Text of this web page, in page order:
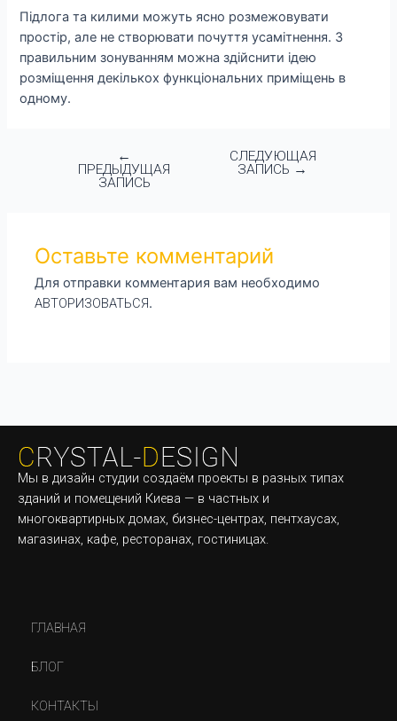
Підлога та килими можуть ясно розмежовувати
простір, але не створювати почуття усамітнення. З
правильним зонуванням можна здійснити ідею
розміщення декількох функціональних приміщень в
одному.
←
ПРЕДЫДУЩАЯ
ЗАПИСЬ
СЛЕДУЮЩАЯ
ЗАПИСЬ →
Оставьте комментарий
Для отправки комментария вам необходимо
АВТОРИЗОВАТЬСЯ.
Мы в дизайн студии создаём проекты в разных типах
зданий и помещений Киева — в частных и
многоквартирных домах, бизнес-центрах, пентхаусах,
магазинах, кафе, ресторанах, гостиницах.
ГЛАВНАЯ
БЛОГ
КОНТАКТЫ